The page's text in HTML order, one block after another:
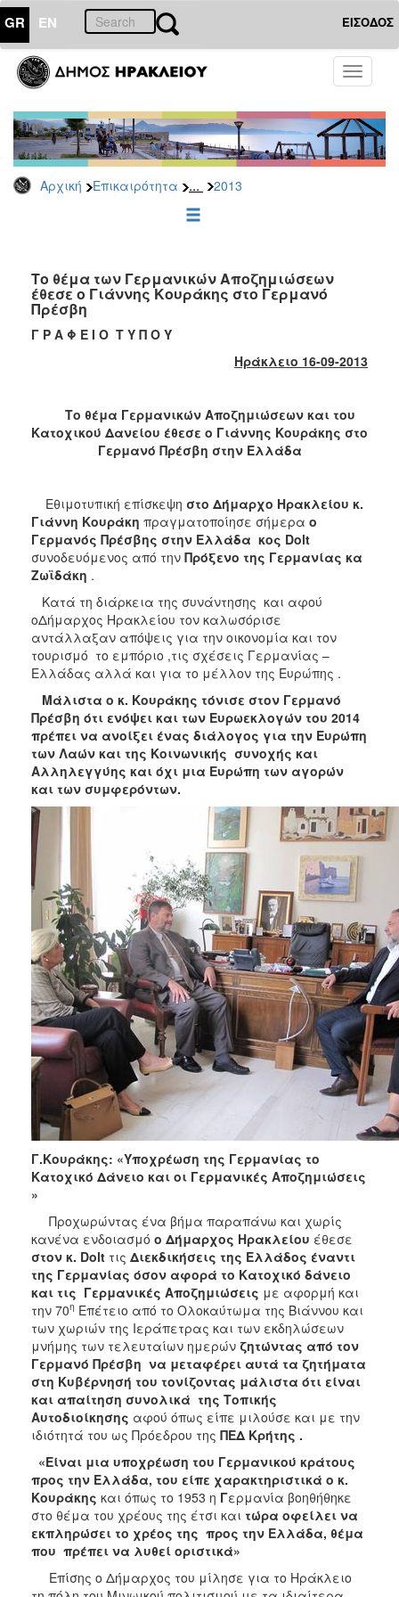
GR EN ΕΙΣΟΔΟΣ
Toggle
Αρχική Επικαιρότητα ... 2013
ΕΠΙΚΑΙΡΟΤΗΤΑ
Τύπου
Αρχείο
2026
2025
2022
2021
2020
2017
2016
2012
2011
2010
2006
ΔΗΜΟΤΗΣ
ΕΠΙΣΚΕΠΤΗΣ
ΗΡΑΚΛΕΙΟ
Το θέμα των Γερμανικών Αποζημιώσεων
έθεσε ο Γιάννης Κουράκης στο Γερμανό
Πρέσβη
Γ Ρ Α Φ Ε Ι Ο Τ Υ Π Ο Υ
Ηράκλειο 16-09-2013
Το θέμα Γερμανικών Αποζημιώσεων και του
Κατοχικού Δανείου έθεσε ο Γιάννης Κουράκης στο
Γερμανό Πρέσβη στην Ελλάδα
Εθιμοτυπική επίσκεψη στο Δήμαρχο Ηρακλείου κ.
Γιάννη Κουράκη πραγματοποίησε σήμερα ο
Γερμανός Πρέσβης στην Ελλάδα κος Dolt
συνοδευόμενος από την Πρόξενο της Γερμανίας κα
Ζωϊδάκη .
Κατά τη διάρκεια της συνάντησης και αφού
οΔήμαρχος Ηρακλείου τον καλωσόρισε
αντάλλαξαν απόψεις για την οικονομία και τον
τουρισμό το εμπόριο ,τις σχέσεις Γερμανίας –
Ελλάδας αλλά και για το μέλλον της Ευρώπης .
Μάλιστα ο κ. Κουράκης τόνισε στον Γερμανό
Πρέσβη ότι ενόψει και των Ευρωεκλογών του 2014
πρέπει να ανοίξει ένας διάλογος για την Ευρώπη
των Λαών και της Κοινωνικής συνοχής και
Αλληλεγγύης και όχι μια Ευρώπη των αγορών
και των συμφερόντων.
Γ.Κουράκης: «Υποχρέωση της Γερμανίας το
Κατοχικό Δάνειο και οι Γερμανικές Αποζημιώσεις
»
Προχωρώντας ένα βήμα παραπάνω και χωρίς
κανένα ενδοιασμό ο Δήμαρχος Ηρακλείου έθεσε
στον κ. Dolt τις Διεκδικήσεις της Ελλάδος έναντι
της Γερμανίας όσον αφορά το Κατοχικό δάνειο
και τις Γερμανικές Αποζημιώσεις με αφορμή και
την 70η Επέτειο από το Ολοκαύτωμα της Βιάννου και
των χωριών της Ιεράπετρας και των εκδηλώσεων
μνήμης των τελευταίων ημερών ζητώντας από τον
Γερμανό Πρέσβη να μεταφέρει αυτά τα ζητήματα
στη Κυβέρνησή του τονίζοντας μάλιστα ότι είναι
και απαίτηση συνολικά της Τοπικής
Αυτοδιοίκησης αφού όπως είπε μιλούσε και με την
ιδιότητά του ως Πρόεδρου της ΠΕΔ Κρήτης .
«Είναι μια υποχρέωση του Γερμανικού κράτους
προς την Ελλάδα, του είπε χαρακτηριστικά ο κ.
Κουράκης και όπως το 1953 η Γερμανία βοηθήθηκε
στο θέμα του χρέους της έτσι και τώρα οφείλει να
εκπληρώσει το χρέος της προς την Ελλάδα, θέμα
που πρέπει να λυθεί οριστικά»
Επίσης ο Δήμαρχος του μίλησε για το Ηράκλειο